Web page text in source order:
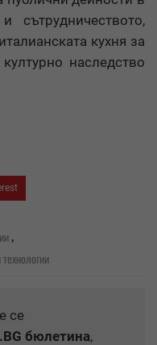
сътрудничеството,
кухня за
наследство
,
се
бюлетина,